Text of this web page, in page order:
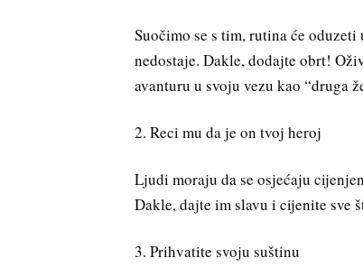
Suočimo se s tim, rutina će
nedostaje. Dakle, dodajte obrt!
avanturu u svoju vezu kao “druga
2. Reci mu da je on tvoj heroj
Ljudi moraju da se osjećaju
Dakle, dajte im slavu i cijenite sve
3. Prihvatite svoju suštinu